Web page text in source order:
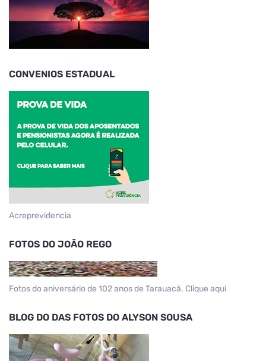
CONVENIOS ESTADUAL
Acreprevidencia
FOTOS DO JOÃO REGO
Fotos do aniversário de 102 anos de Tarauacá. Clique aqui
BLOG DO DAS FOTOS DO ALYSON SOUSA